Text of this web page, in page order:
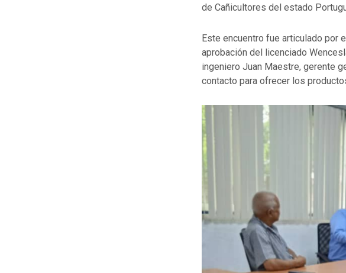
de Cañicultores del estado
Este encuentro fue articulado por
aprobación del licenciado
ingeniero Juan Maestre, gerente
contacto para ofrecer los